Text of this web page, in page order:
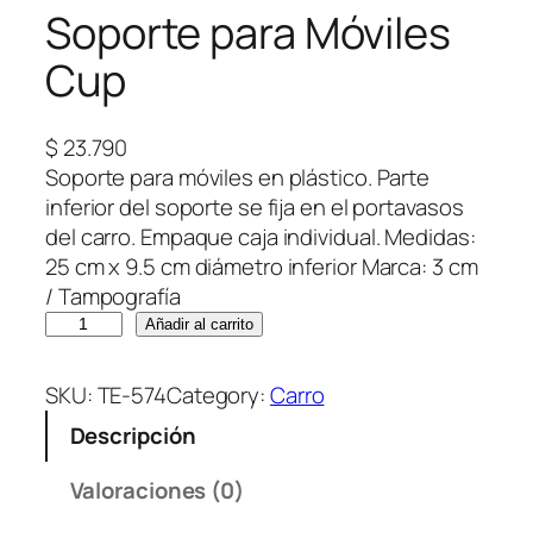
Soporte para Móviles
Cup
$ 23.790
Soporte para móviles en plástico. Parte
inferior del soporte se fija en el portavasos
del carro. Empaque caja individual. Medidas:
25 cm x 9.5 cm diámetro inferior Marca: 3 cm
/ Tampografía
p
o
Añadir al carrito
SKU:TE-574Category:Carro
Descripción
Valoraciones (0)